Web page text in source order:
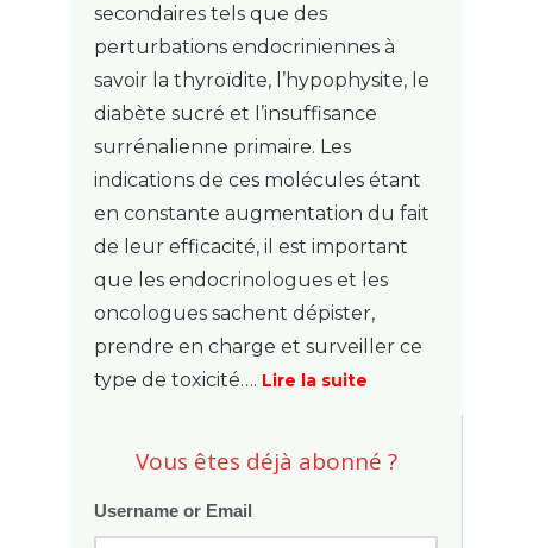
secondaires tels que des
perturbations endocriniennes à
savoir la thyroïdite, l’hypophysite, le
diabète sucré et l’insuffisance
surrénalienne primaire. Les
indications de ces molécules étant
en constante augmentation du fait
de leur efficacité, il est important
que les endocrinologues et les
oncologues sachent dépister,
prendre en charge et surveiller ce
type de toxicité…. Lire la suite
Vous êtes déjà abonné ?
Username or Email